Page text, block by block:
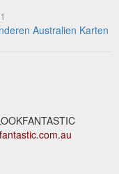
Australien Karten